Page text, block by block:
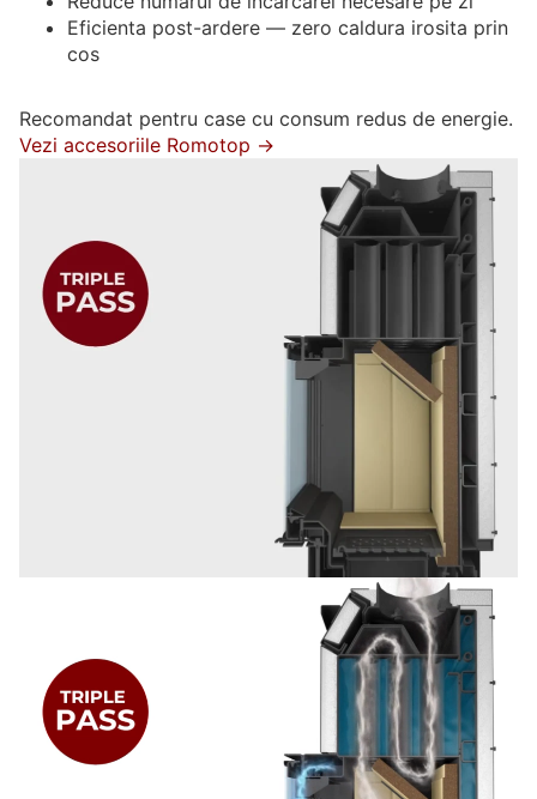
Eficienta post-ardere — zero caldura irosita prin
cos
Recomandat pentru case cu consum redus de energie.
Vezi accesoriile Romotop →